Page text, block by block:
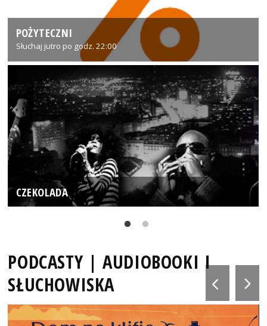
POŻYTECZNI
Słuchaj jutro po godz. 22:00
CZEKOLADA
PODCASTY | AUDIOBOOKI I
SŁUCHOWISKA